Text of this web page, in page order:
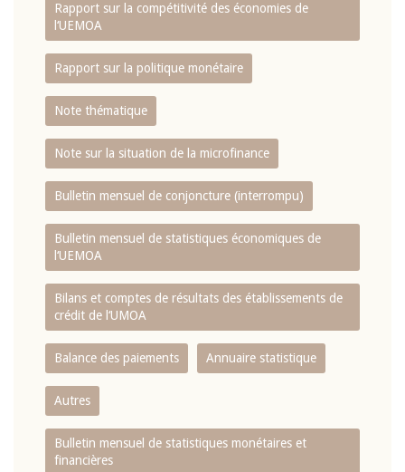
Rapport sur la compétitivité des économies de
l‘UEMOA
Rapport sur la politique monétaire
Note thématique
Note sur la situation de la microfinance
Bulletin mensuel de conjoncture (interrompu)
Bulletin mensuel de statistiques économiques de
l‘UEMOA
Bilans et comptes de résultats des établissements de
crédit de l‘UMOA
Balance des paiements Annuaire statistique
Autres
Bulletin mensuel de statistiques monétaires et
financières